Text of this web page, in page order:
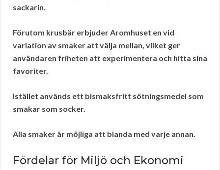
sackarin.
Förutom krusbär erbjuder Aromhuset en vid
variation av smaker att välja mellan, vilket ger
användaren friheten att experimentera och hitta sina
favoriter.
Istället används ett bismaksfritt sötningsmedel som
smakar som socker.
Alla smaker är möjliga att blanda med varje annan.
Fördelar för Miljö och Ekonomi